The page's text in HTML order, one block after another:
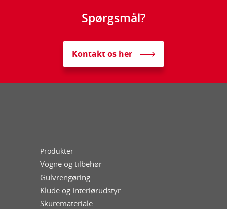
Spørgsmål?
Kontakt os her
Produkter
Vogne og tilbehør
Gulvrengøring
Klude og Interiørudstyr
Skuremateriale